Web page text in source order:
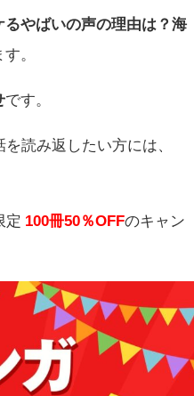
やばいの声の理由は？海
。
です。
読み返したい方には、
定 100冊50％OFFのキャン